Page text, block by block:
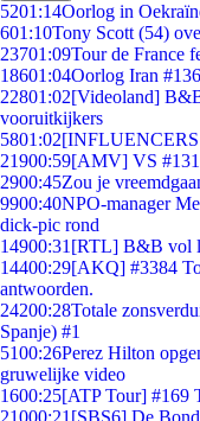
5201:14Oorlog in
601:10Tony Scott (54)
23701:09Tour de France
18601:04Oorlog Iran
22801:02[Videoland]
vooruitkijkers
5801:02[INFLUENCERS
21900:59[AMV] VS
2900:45Zou je
9900:40NPO-manager
dick-pic rond
14900:31 [RTL] B&B vol
14400:29[AKQ] #3384
antwoorden.
24200:28Totale
Spanje) #1
5100:26Perez Hilton
gruwelijke video
1600:25[ATP Tour] #169
21000:21 [SBS6] De